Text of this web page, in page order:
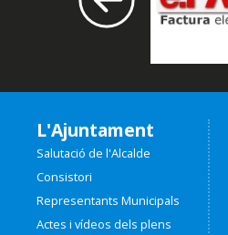
L'Ajuntament
Salutació de l'Alcalde
Consistori
Representants Municipals
Actes i vídeos dels plens